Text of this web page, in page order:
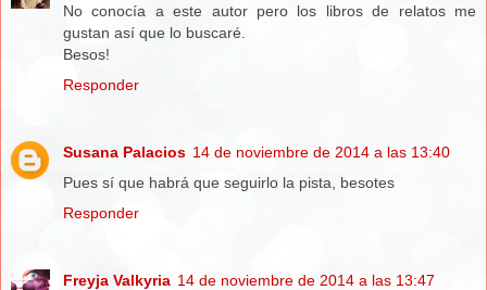
No conocía a este autor pero los libros de relatos me
gustan así que lo buscaré.
Besos!
Responder
Susana Palacios 14 de noviembre de 2014 a las 13:40
Pues sí que habrá que seguirlo la pista, besotes
Responder
Freyja Valkyria 14 de noviembre de 2014 a las 13:47